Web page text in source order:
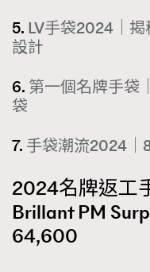
5. LV手袋2024｜
設計
6. 第一個名牌手袋
袋
7. 手袋潮流2024｜
2024名牌返工
Brillant PM
64,600